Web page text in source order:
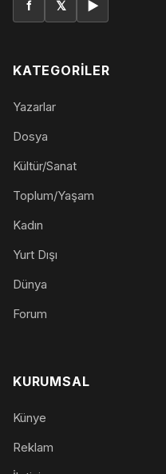
f 𝕏 ▶
KATEGORILER
Yazarlar
Dosya
Kültür/Sanat
Toplum/Yaşam
Kadın
Yurt Dışı
Dünya
Forum
KURUMSAL
Künye
Reklam